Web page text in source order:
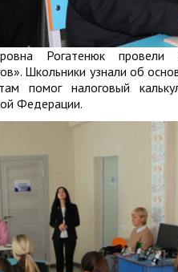
Рогатенюк провели
Школьники узнали об
помог налоговый
Федерации.